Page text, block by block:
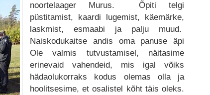
noortelaager Murus. Õpiti telgi
püstitamist, kaardi lugemist, käemärke,
laskmist, esmaabi ja palju muud.
Naiskodukaitse andis oma panuse äpi
Ole valmis tutvustamisel, näitasime
erinevaid vahendeid, mis igal võiks
hädaolukorraks kodus olemas olla ja
hoolitsesime, et osalistel kõht täis oleks.